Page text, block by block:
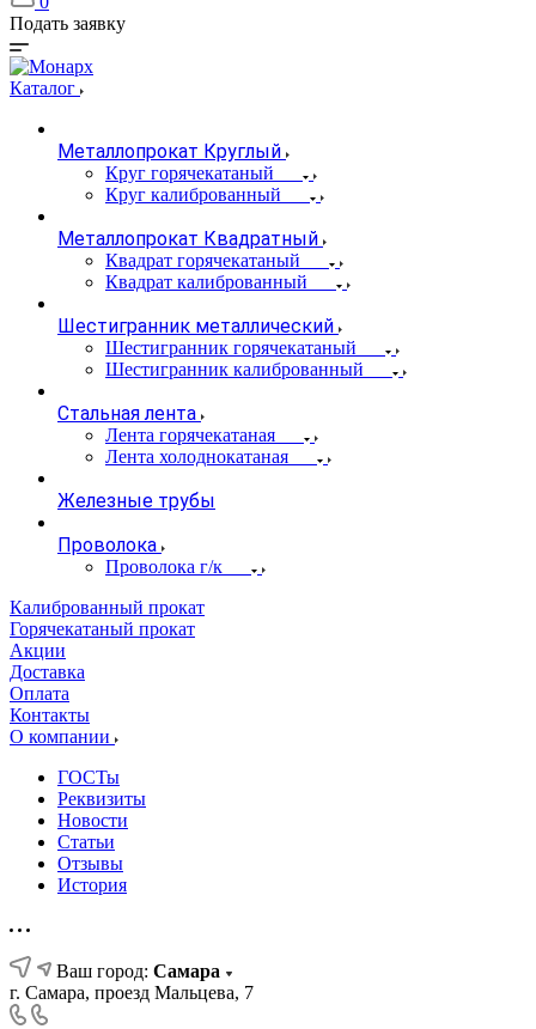
Подать заявку
Каталог
Металлопрокат Круглый
Круг горячекатаный
Круг калиброванный
Металлопрокат Квадратный
Квадрат горячекатаный
Квадрат калиброванный
Шестигранник металлический
Шестигранник горячекатаный
Шестигранник калиброванный
Стальная лента
Лента горячекатаная
Лента холоднокатаная
Железные трубы
Проволока
Проволока г/к
Калиброванный прокат
Горячекатаный прокат
Акции
Доставка
Оплата
Контакты
О компании
ГОСТы
Реквизиты
Новости
Статьи
Отзывы
История
Ваш город: Самара
г. Самара, проезд Мальцева, 7